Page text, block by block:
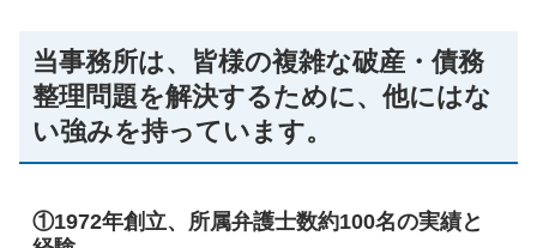
当事務所は、皆様の複雑な破産・債務
整理問題を解決するために、他にはな
い強みを持っています。
①1972年創立、所属弁護士数約100名の実績と